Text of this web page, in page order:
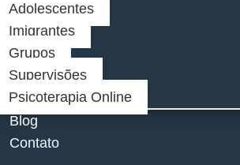
Adolescentes
Imigrantes
Grupos
Supervisões
Psicoterapia Online
Blog
Contato